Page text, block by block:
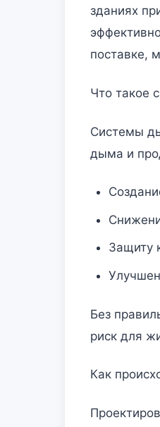
зданиях
поставке,
Что такое
Системы
дыма и
Защиту
Без
риск для
Как